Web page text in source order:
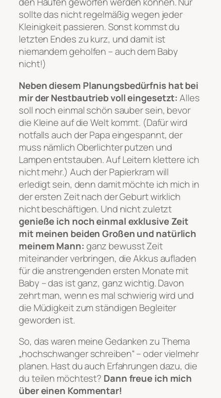
sollte das nicht regelmäßig wegen jeder
Kleinigkeit passieren. Sonst kommst du
letzten Endes zu kurz, und damit ist
niemandem geholfen – auch dem Baby
nicht!)
Neben diesem Planungsbedürfnis hat bei
mir der Nestbautrieb voll eingesetzt:Alles
soll noch einmal schön sauber sein, bevor
die Kleine auf die Welt kommt. (Dafür wird
notfalls auch der Papa eingespannt, der
muss nämlich Oberlichter putzen und
Lampen entstauben. Auf Leitern klettere ich
nicht mehr.) Auch der Papierkram will
erledigt sein, denn damit möchte ich mich in
der ersten Zeit nach der Geburt wirklich
nicht beschäftigen. Und nicht zuletzt
genieße ich noch einmal exklusive Zeit
mit meinen beiden Großen und natürlich
meinem Mann:ganz bewusst Zeit
miteinander verbringen, die Akkus aufladen
für die anstrengenden ersten Monate mit
Baby – das ist ganz, ganz wichtig. Davon
zehrt man, wenn es mal schwierig wird und
die Müdigkeit zum ständigen Begleiter
geworden ist.
So, das waren meine Gedanken zu Thema
„hochschwanger schreiben“ – oder vielmehr
planen. Hast du auch Erfahrungen dazu, die
du teilen möchtest? Dann freue ich mich
über einen Kommentar!